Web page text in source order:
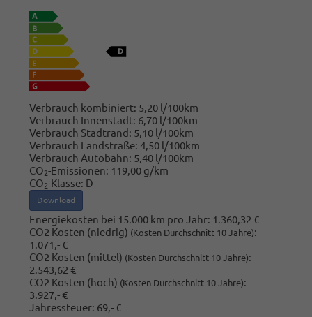
Verbrauch kombiniert: 5,20 l/100km
Verbrauch Innenstadt: 6,70 l/100km
Verbrauch Stadtrand: 5,10 l/100km
Verbrauch Landstraße: 4,50 l/100km
Verbrauch Autobahn: 5,40 l/100km
CO2-Emissionen: 119,00 g/km
CO2-Klasse: D
Download
Energiekosten bei 15.000 km pro Jahr: 1.360,32 €
CO2 Kosten (niedrig) (Kosten Durchschnitt 10 Jahre):
1.071,- €
CO2 Kosten (mittel) (Kosten Durchschnitt 10 Jahre):
2.543,62 €
CO2 Kosten (hoch) (Kosten Durchschnitt 10 Jahre):
3.927,- €
Jahressteuer: 69,- €